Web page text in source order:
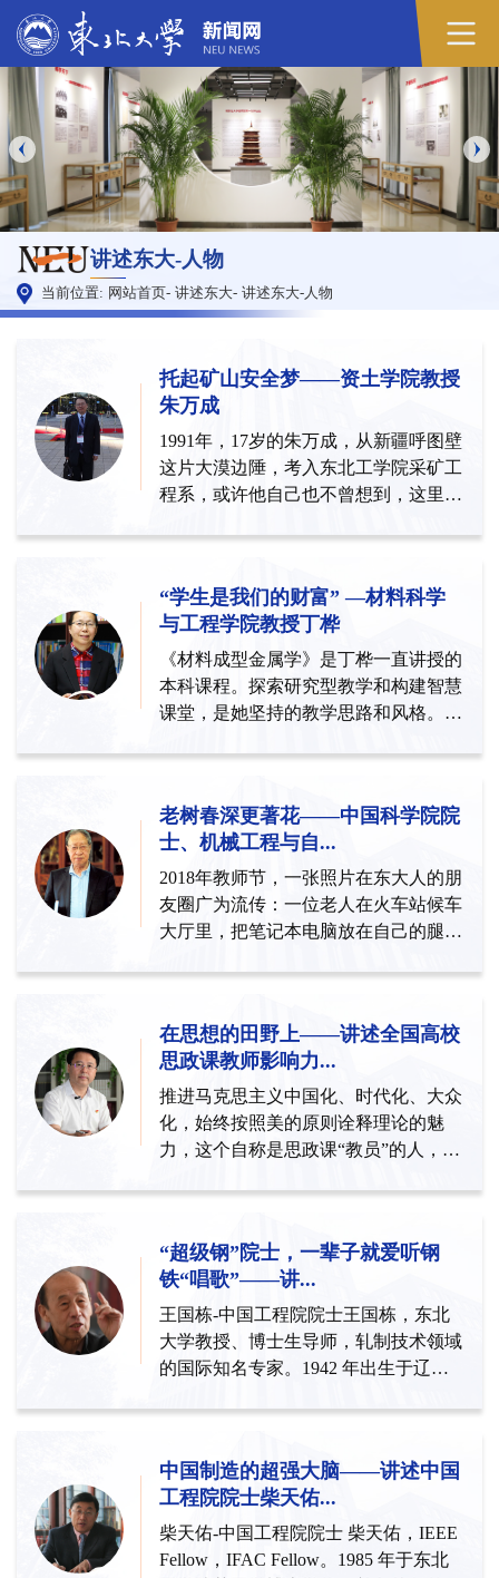
讲述东大-人物
当前位置: 网站首页- 讲述东大- 讲述东大-人物
托起矿山安全梦——资土学院教授
朱万成
1991年，17岁的朱万成，从新疆呼图壁
这片大漠边陲，考入东北工学院采矿工
程系，或许他自己也不曾想到，这里就
“学生是我们的财富” —材料科学
与工程学院教授丁桦
《材料成型金属学》是丁桦一直讲授的
本科课程。探索研究型教学和构建智慧
课堂，是她坚持的教学思路和风格。丁
老树春深更著花——中国科学院院
士、机械工程与自...
2018年教师节，一张照片在东大人的朋
友圈广为流传：一位老人在火车站候车
大厅里，把笔记本电脑放在自己的腿
在思想的田野上——讲述全国高校
思政课教师影响力...
推进马克思主义中国化、时代化、大众
化，始终按照美的原则诠释理论的魅
力，这个自称是思政课“教员”的人，就
“超级钢”院士，一辈子就爱听钢
铁“唱歌”——讲...
王国栋-中国工程院院士王国栋，东北
大学教授、博士生导师，轧制技术领域
的国际知名专家。1942 年出生于辽宁
中国制造的超强大脑——讲述中国
工程院院士柴天佑...
柴天佑-中国工程院院士 柴天佑，IEEE
Fellow，IFAC Fellow。1985 年于东北